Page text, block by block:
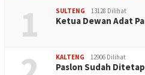
1 SULTENG 13128 Dilihat
Ketua Dewan Adat
KALTENG 12906 Dilihat
Paslon Sudah